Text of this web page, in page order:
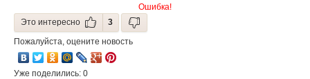
Ошибка!
Это интересно
3
Пожалуйста, оцените новость
Уже поделились: 0